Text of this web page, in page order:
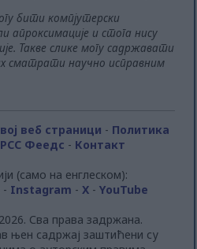
бити компјутерски
апроксимације и стога нису
Такве слике могу садржавати
сматрати научно исправним
веб страници - Политика
РСС Феедс - Контакт
(само на енглеском):
- Instagram - X- YouTube
Сва права задржана.
њен садржај заштићени су